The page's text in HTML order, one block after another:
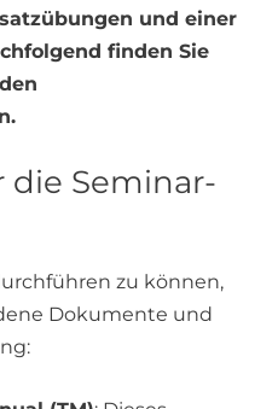
und einer
finden Sie
die Seminar-
zu können,
Dokumente und